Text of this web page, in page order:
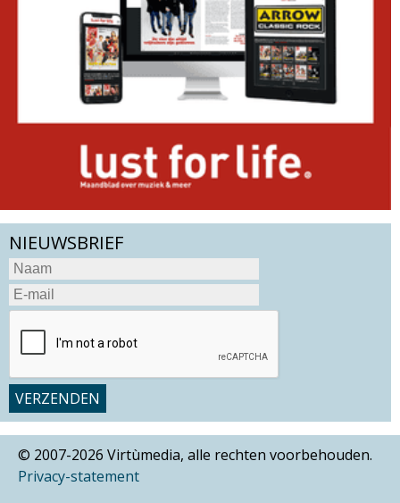
NIEUWSBRIEF
© 2007-2026 Virtùmedia, alle rechten voorbehouden.
Privacy-statement